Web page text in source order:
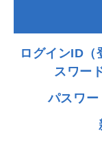
ログインID（
スワー
パスワー